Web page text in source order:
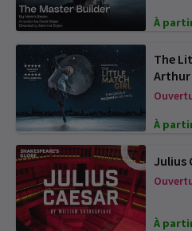
À
The
À
Julius
À